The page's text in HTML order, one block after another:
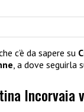
c’è da sapere su
, a dove seguirla
Incorvaia